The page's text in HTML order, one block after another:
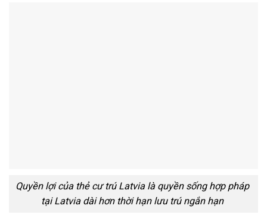
Quyền lợi của thẻ cư trú Latvia là quyền sống hợp pháp
tại Latvia dài hơn thời hạn lưu trú ngắn hạn